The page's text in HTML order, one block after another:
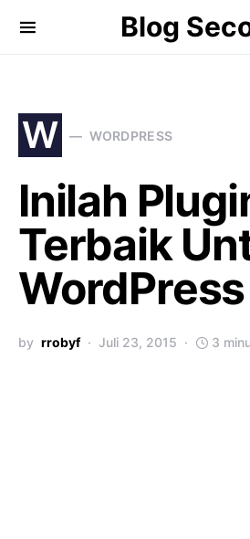
Blog
W WORDPRESS
Inilah
Terbaik
WordPress
by rrobyf Juli 23, 2015 3